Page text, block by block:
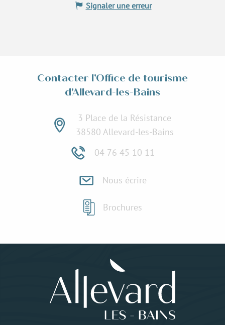
Signaler une erreur
Contacter l'Office de tourisme
d'Allevard-les-Bains
3 Place de la Résistance
38580 Allevard-les-Bains
04 76 45 10 11
Nous écrire
Brochures